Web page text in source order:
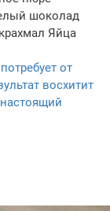
шоколад
Яйца
от
восхитит